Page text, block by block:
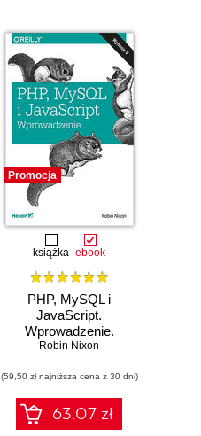
Promocja
książka ebook
PHP, MySQL i
JavaScript.
Wprowadzenie.
Wydanie V
Robin Nixon
(59,50 zł najniższa cena z 30 dni)
63.07 zł